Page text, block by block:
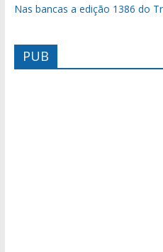
Nas bancas a edição 1386 do
PUB